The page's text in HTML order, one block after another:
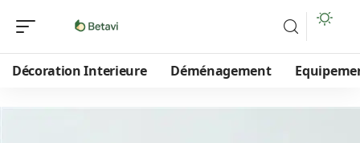
Décoration Interieure Déménagement